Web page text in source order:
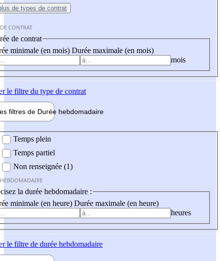
de types de contrat
CONTRAT
de contrat
minimale (en mois) Durée maximale (en mois)
mois
le filtre du type de contrat
filtres de Durée hebdomadaire
Temps plein
Temps partiel
Non renseignée (1)
la durée hebdomadaire :
minimale (en heure) Durée maximale (en heure)
heures
le filtre de durée hebdomadaire